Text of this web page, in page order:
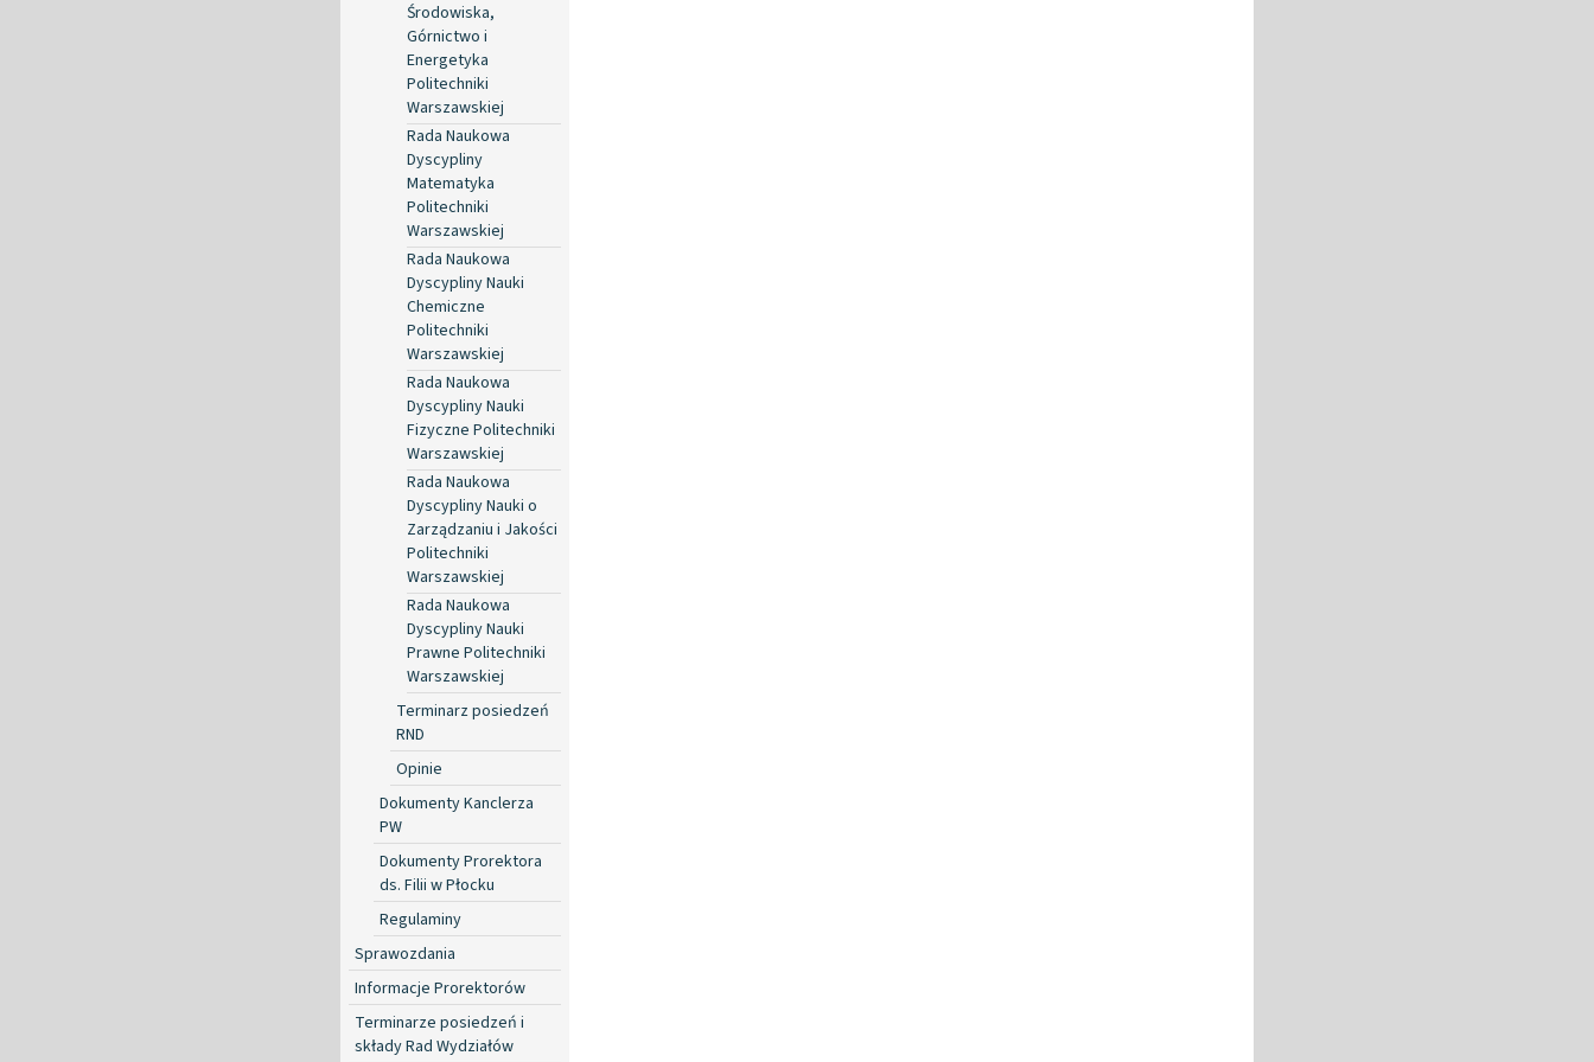
Środowiska,
Górnictwo i
Energetyka
Politechniki
Warszawskiej
Rada Naukowa
Dyscypliny
Matematyka
Politechniki
Warszawskiej
Rada Naukowa
Dyscypliny Nauki
Chemiczne
Politechniki
Warszawskiej
Rada Naukowa
Dyscypliny Nauki
Fizyczne Politechniki
Warszawskiej
Rada Naukowa
Dyscypliny Nauki o
Zarządzaniu i Jakości
Politechniki
Warszawskiej
Rada Naukowa
Dyscypliny Nauki
Prawne Politechniki
Warszawskiej
Terminarz posiedzeń
RND
Opinie
Dokumenty Kanclerza
PW
Dokumenty Prorektora
ds. Filii w Płocku
Regulaminy
Sprawozdania
Informacje Prorektorów
Terminarze posiedzeń i
składy Rad Wydziałów